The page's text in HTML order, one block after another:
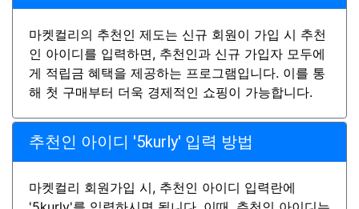
마켓컬리의 추천인 제도는 신규 회원이 가입 시 추천
인 아이디를 입력하면, 추천인과 신규 가입자 모두에
게 적립금 혜택을 제공하는 프로그램입니다. 이를 통
해 첫 구매부터 더욱 경제적인 쇼핑이 가능합니다.
추천인 아이디 '5kurly' 입력 방법
마켓컬리 회원가입 시, 추천인 아이디 입력란에